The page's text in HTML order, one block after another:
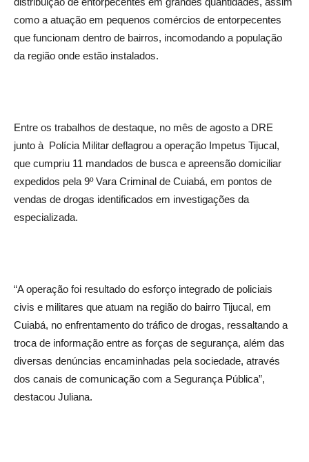
como a atuação em pequenos comércios de entorpecentes
que funcionam dentro de bairros, incomodando a população
da região onde estão instalados.
Entre os trabalhos de destaque, no mês de agosto a DRE
junto à Polícia Militar deflagrou a operação Impetus Tijucal,
que cumpriu 11 mandados de busca e apreensão domiciliar
expedidos pela 9º Vara Criminal de Cuiabá, em pontos de
vendas de drogas identificados em investigações da
especializada.
“A operação foi resultado do esforço integrado de policiais
civis e militares que atuam na região do bairro Tijucal, em
Cuiabá, no enfrentamento do tráfico de drogas, ressaltando a
troca de informação entre as forças de segurança, além das
diversas denúncias encaminhadas pela sociedade, através
dos canais de comunicação com a Segurança Pública”,
destacou Juliana.